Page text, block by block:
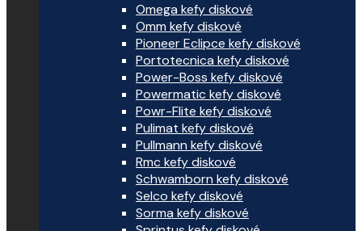
Omega kefy diskové
Omm kefy diskové
Pioneer Eclipce kefy diskové
Portotecnica kefy diskové
Power-Boss kefy diskové
Powermatic kefy diskové
Powr-Flite kefy diskové
Pulimat kefy diskové
Pullmann kefy diskové
Rmc kefy diskové
Schwamborn kefy diskové
Selco kefy diskové
Sorma kefy diskové